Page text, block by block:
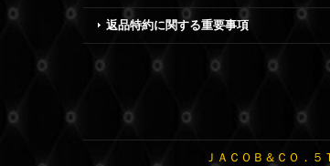
返品特約に関する重要事項
ＪＡＣＯＢ＆ＣＯ．